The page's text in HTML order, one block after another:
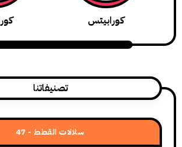
سلالات القطط 47